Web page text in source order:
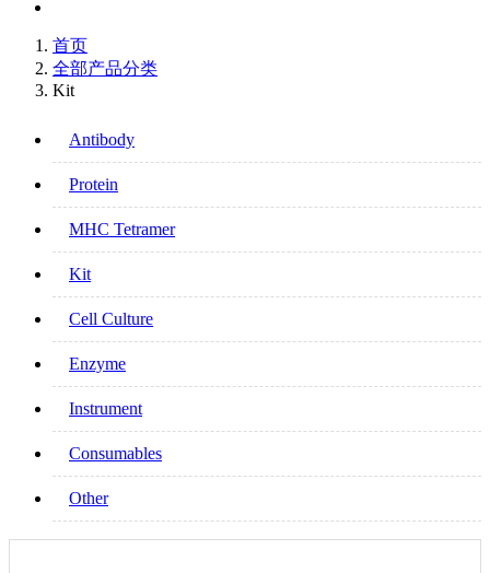
首页
全部产品分类
Kit
Antibody
Protein
MHC Tetramer
Kit
Cell Culture
Enzyme
Instrument
Consumables
Other